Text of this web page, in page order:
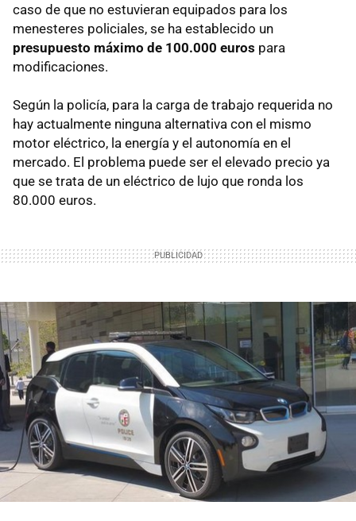
caso de que no estuvieran equipados para los
menesteres policiales, se ha establecido un
presupuesto máximo de 100.000 euros para
modificaciones.
Según la policía, para la carga de trabajo requerida no
hay actualmente ninguna alternativa con el mismo
motor eléctrico, la energía y el autonomía en el
mercado. El problema puede ser el elevado precio ya
que se trata de un eléctrico de lujo que ronda los
80.000 euros.